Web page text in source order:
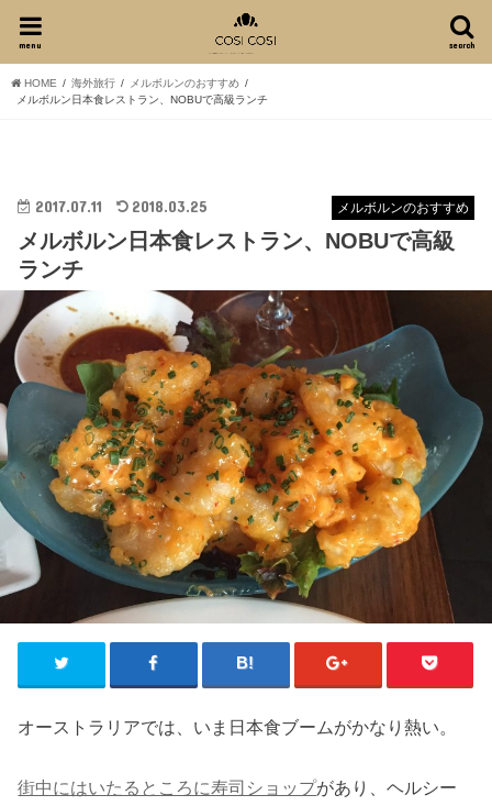
search
menu
HOME 海外旅行
メルボルンのおすすめ
メルボルン日本食レストラン、NOBUで高級ランチ
メルボルンのおすすめ
2017.07.11 2018.03.25
メルボルン日本食レストラン、NOBUで高級
ランチ
オーストラリアでは、いま日本食ブームがかなり熱い。
街中にはいたるところに寿司ショップがあり、ヘルシー